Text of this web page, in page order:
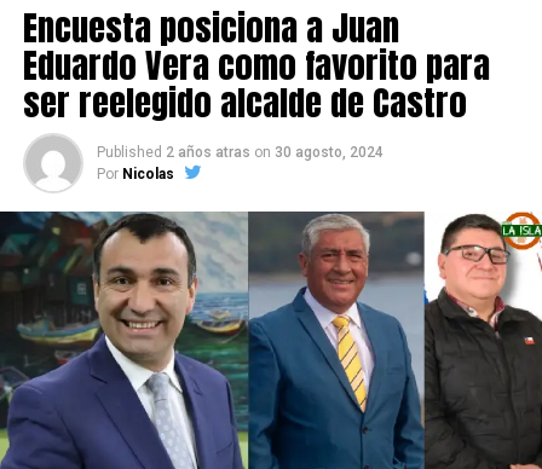
Encuesta posiciona a Juan
Eduardo Vera como favorito para
ser reelegido alcalde de Castro
Published 2 años atras on 30 agosto, 2024
Por Nicolas